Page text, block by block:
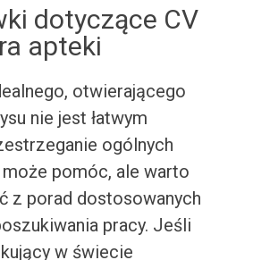
dotyczące CV
apteki
otwierającego
nie jest łatwym
ogólnych
może pomóc, ale warto
z porad dostosowanych
pracy. Jeśli
w świecie